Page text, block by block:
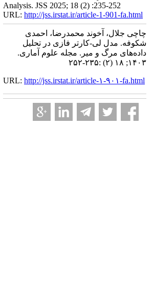
Analysis. JSS 2025; 18 (2) :235-252
URL: http://jss.irstat.ir/article-1-901-fa.html
چاچی جلال، آخوند محمدرضا، احمدی
شکوفه. مدل لی-کارتر فازی در تحلیل
داده‌های مرگ و میر. مجله علوم آماری.
۱۴۰۳; ۱۸ (۲) :۲۳۵-۲۵۲
URL: http://jss.irstat.ir/article-۱-۹۰۱-fa.html